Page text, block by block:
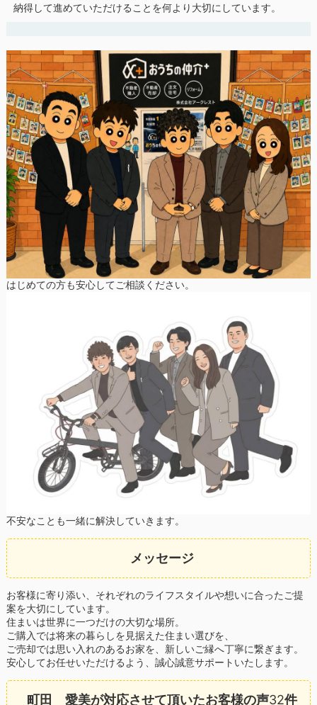
納得して進めていただけることを何より大切にしています。
はじめての方も安心してご相談ください。
不安なことも一緒に解決していきます。
メッセージ
お客様に寄り添い、それぞれのライフスタイルや想いに合ったご提
案を大切にしています。
住まいは世界に一つだけの大切な場所。
ご購入では将来の暮らしを見据えた住まい選びを、
ご売却では思い入れのあるお家を、新しいご縁へ丁寧に繋ぎます。
安心してお任せいただけるよう、誠心誠意サポートいたします。
町田 愛美が対応させて頂いたお客様の声32件